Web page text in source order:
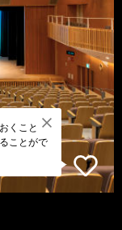
くこと
ことがで